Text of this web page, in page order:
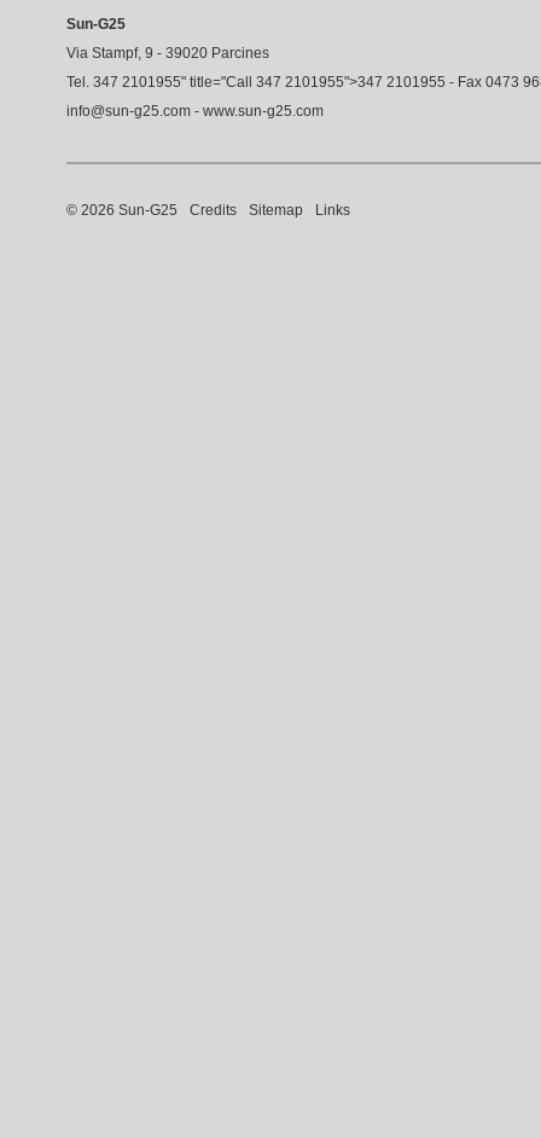
Sun-G25
Via Stampf, 9 - 39020 Parcines
Tel. 347 2101955" title="Call 347 2101955">347 2101955 - Fax 0473
info@sun-g25.com - www.sun-g25.com
© 2026 Sun-G25 Credits Sitemap Links